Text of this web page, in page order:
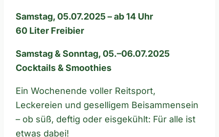
Samstag, 05.07.2025 – ab 14 Uhr
60 Liter Freibier
Samstag & Sonntag, 05.–06.07.2025
Cocktails & Smoothies
Ein Wochenende voller Reitsport,
Leckereien und geselligem Beisammensein
– ob süß, deftig oder eisgekühlt: Für alle ist
etwas dabei!